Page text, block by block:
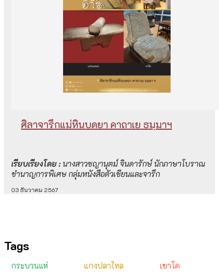
ศิลาจารึกแม่หินบดยา คาถาเย ธมฺมาฯ
เรียบเรียงโดย : นางสาวชญานุตม์ จินดารักษ์ นักภาษาโบราณ
ชำนาญการพิเศษ กลุ่มหนังสือตัวเขียนและจารึก
03 ธันวาคม 2567
Tags
กระบวนแห่ แกงปลาไหล เขาโค